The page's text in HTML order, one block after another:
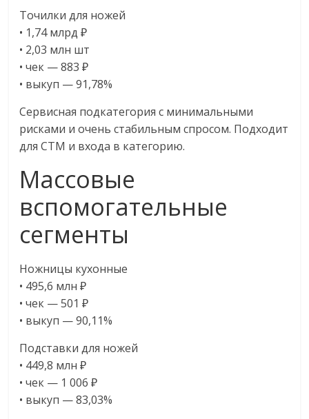
Точилки для ножей
• 1,74 млрд ₽
• 2,03 млн шт
• чек — 883 ₽
• выкуп — 91,78%
Сервисная подкатегория с минимальными
рисками и очень стабильным спросом. Подходит
для СТМ и входа в категорию.
Массовые
вспомогательные
сегменты
Ножницы кухонные
• 495,6 млн ₽
• чек — 501 ₽
• выкуп — 90,11%
Подставки для ножей
• 449,8 млн ₽
• чек — 1 006 ₽
• выкуп — 83,03%